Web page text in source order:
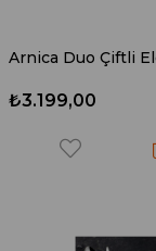
₺3.199,00